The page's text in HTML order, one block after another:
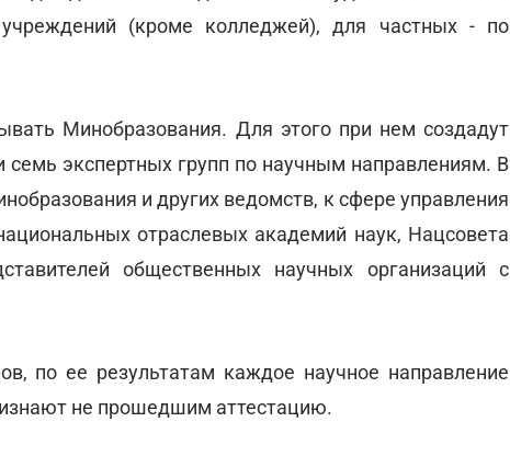
(кроме колледжей), для частных - по
Минобразования. Для этого при нем создадут
экспертных групп по научным направлениям. В
и других ведомств, к сфере управления
отраслевых академий наук, Нацсовета
общественных научных организаций с
по ее результатам каждое научное направление
не прошедшим аттестацию.